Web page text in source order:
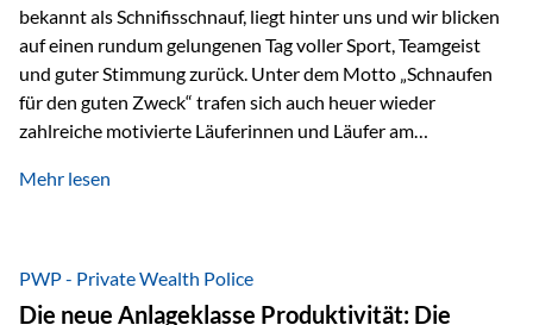
bekannt als Schnifisschnauf, liegt hinter uns und wir blicken
auf einen rundum gelungenen Tag voller Sport, Teamgeist
und guter Stimmung zurück. Unter dem Motto „Schnaufen
für den guten Zweck“ trafen sich auch heuer wieder
zahlreiche motivierte Läuferinnen und Läufer am
Höchstleistungen für einen guten Zweck zu erbringen. Mit
Mäder gesammelt werden konnten. Die anspruchsvolle
Strecke mit rund 4,8 Kilometern und 680 Höhenmetern
Mehr lesen
PWP - Private Wealth Police
Die neue Anlageklasse Produktivität: Die